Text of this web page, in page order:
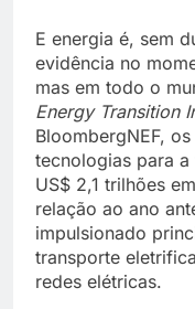
E energia é, sem
evidência no
mas em todo o
Energy Transition
BloombergNEF,
tecnologias para
US$ 2,1 trilhões
relação ao ano
impulsionado
transporte
redes elétricas.